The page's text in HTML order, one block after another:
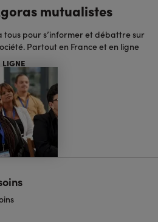
mutualistes
tous pour s’informer et débattre sur
Partout en France et en ligne
LIGNE